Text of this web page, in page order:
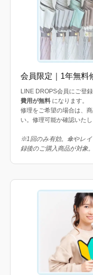
会員限定｜1年無料
LINE DROPS会員にご登録
費用が無料 になります。
修理をご希望の場合は、
い。修理可能か確認いたし
※1回のみ有効。傘やレ
録後のご購入商品が対象